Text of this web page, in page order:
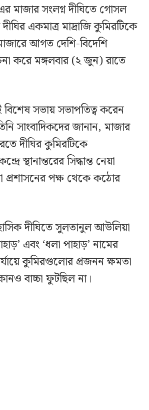
মাজার সংলগ্ন দীঘিতে গোসল
একমাত্র মাদ্রাজি কুমিরটিকে
মাজারে আগত দেশি-বিদেশি
করে মঙ্গলবার (২ জুন) রাতে
বিশেষ সভায় সভাপতিত্ব করেন
সাংবাদিকদের জানান, মাজার
দীঘির কুমিরটিকে
স্থানান্তরের সিদ্ধান্ত নেয়া
প্রশাসনের পক্ষ থেকে কঠোর
দীঘিতে সুলতানুল আউলিয়া
এবং ‘ধলা পাহাড়’ নামের
কুমিরগুলোর প্রজনন ক্ষমতা
বাচ্চা ফুটছিল না।